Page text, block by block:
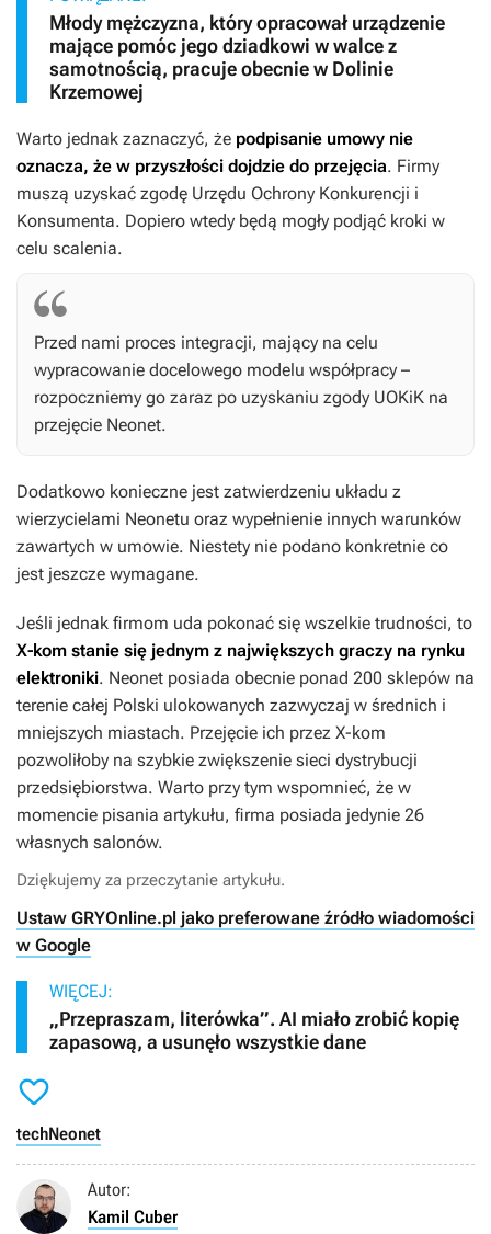
Młody mężczyzna, który opracował urządzenie
mające pomóc jego dziadkowi w walce z
samotnością, pracuje obecnie w Dolinie
Krzemowej
Warto jednak zaznaczyć, że podpisanie umowy nie
oznacza, że w przyszłości dojdzie do przejęcia. Firmy
muszą uzyskać zgodę Urzędu Ochrony Konkurencji i
Konsumenta. Dopiero wtedy będą mogły podjąć kroki w
celu scalenia.
Przed nami proces integracji, mający na celu
wypracowanie docelowego modelu współpracy –
rozpoczniemy go zaraz po uzyskaniu zgody UOKiK na
przejęcie Neonet.
Dodatkowo konieczne jest zatwierdzeniu układu z
wierzycielami Neonetu oraz wypełnienie innych warunków
zawartych w umowie. Niestety nie podano konkretnie co
jest jeszcze wymagane.
Jeśli jednak firmom uda pokonać się wszelkie trudności, to
X-kom stanie się jednym z największych graczy na rynku
elektroniki. Neonet posiada obecnie ponad 200 sklepów na
terenie całej Polski ulokowanych zazwyczaj w średnich i
mniejszych miastach. Przejęcie ich przez X-kom
pozwoliłoby na szybkie zwiększenie sieci dystrybucji
przedsiębiorstwa. Warto przy tym wspomnieć, że w
momencie pisania artykułu, firma posiada jedynie 26
własnych salonów.
Dziękujemy za przeczytanie artykułu.
Ustaw GRYOnline.pl jako preferowane źródło wiadomości
w Google
WIĘCEJ:
„Przepraszam, literówka”. AI miało zrobić kopię
zapasową, a usunęło wszystkie dane

techNeonet
Autor:
Kamil Cuber